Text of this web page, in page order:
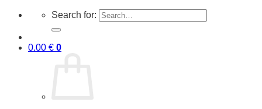
Search for:
0.00 € 0